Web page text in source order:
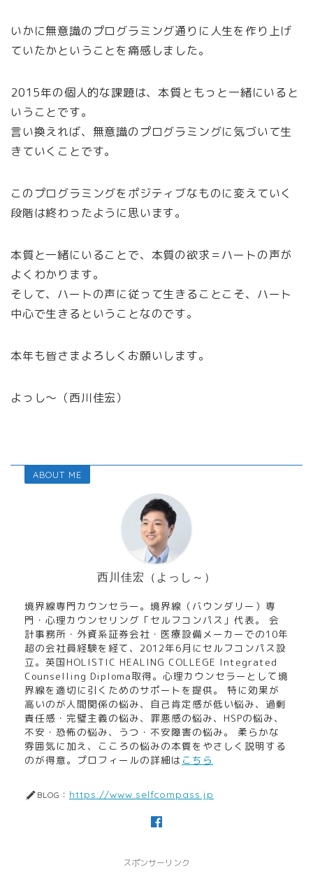
いかに無意識のプログラミング通りに人生を作り上げ
ていたかということを痛感しました。
2015年の個人的な課題は、本質ともっと一緒にいると
いうことです。
言い換えれば、無意識のプログラミングに気づいて生
きていくことです。
このプログラミングをポジティブなものに変えていく
段階は終わったように思います。
本質と一緒にいることで、本質の欲求＝ハートの声が
よくわかります。
そして、ハートの声に従って生きることこそ、ハート
中心で生きるということなのです。
本年も皆さまよろしくお願いします。
よっし～（西川佳宏）
ABOUT ME
西川佳宏（よっし～）
境界線専門カウンセラー。境界線（バウンダリー）専
門・心理カウンセリング「セルフコンパス」代表。 会
計事務所・外資系証券会社・医療設備メーカーでの10年
超の会社員経験を経て、2012年6月にセルフコンパス設
立。英国HOLISTIC HEALING COLLEGE Integrated
Counselling Diploma取得。心理カウンセラーとして境
界線を適切に引くためのサポートを提供。 特に効果が
高いのが人間関係の悩み、自己肯定感が低い悩み、過剰
責任感・完璧主義の悩み、罪悪感の悩み、HSPの悩み、
不安・恐怖の悩み、うつ・不安障害の悩み。 柔らかな
雰囲気に加え、こころの悩みの本質をやさしく説明する
のが得意。プロフィールの詳細は こちら
BLOG： https://www.selfcompass.jp
スポンサーリンク